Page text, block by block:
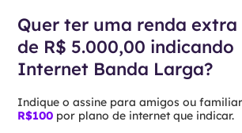
Quer ter uma renda extra
de R$ 5.000,00 indicando
Internet Banda Larga?
Indique o assine para amigos ou
R$100 por plano de internet que indicar.